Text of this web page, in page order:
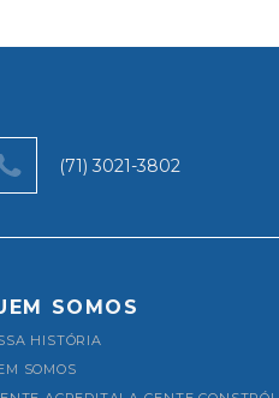
(71) 3021-3802
SOMOS
HISTÓRIA
SOMOS